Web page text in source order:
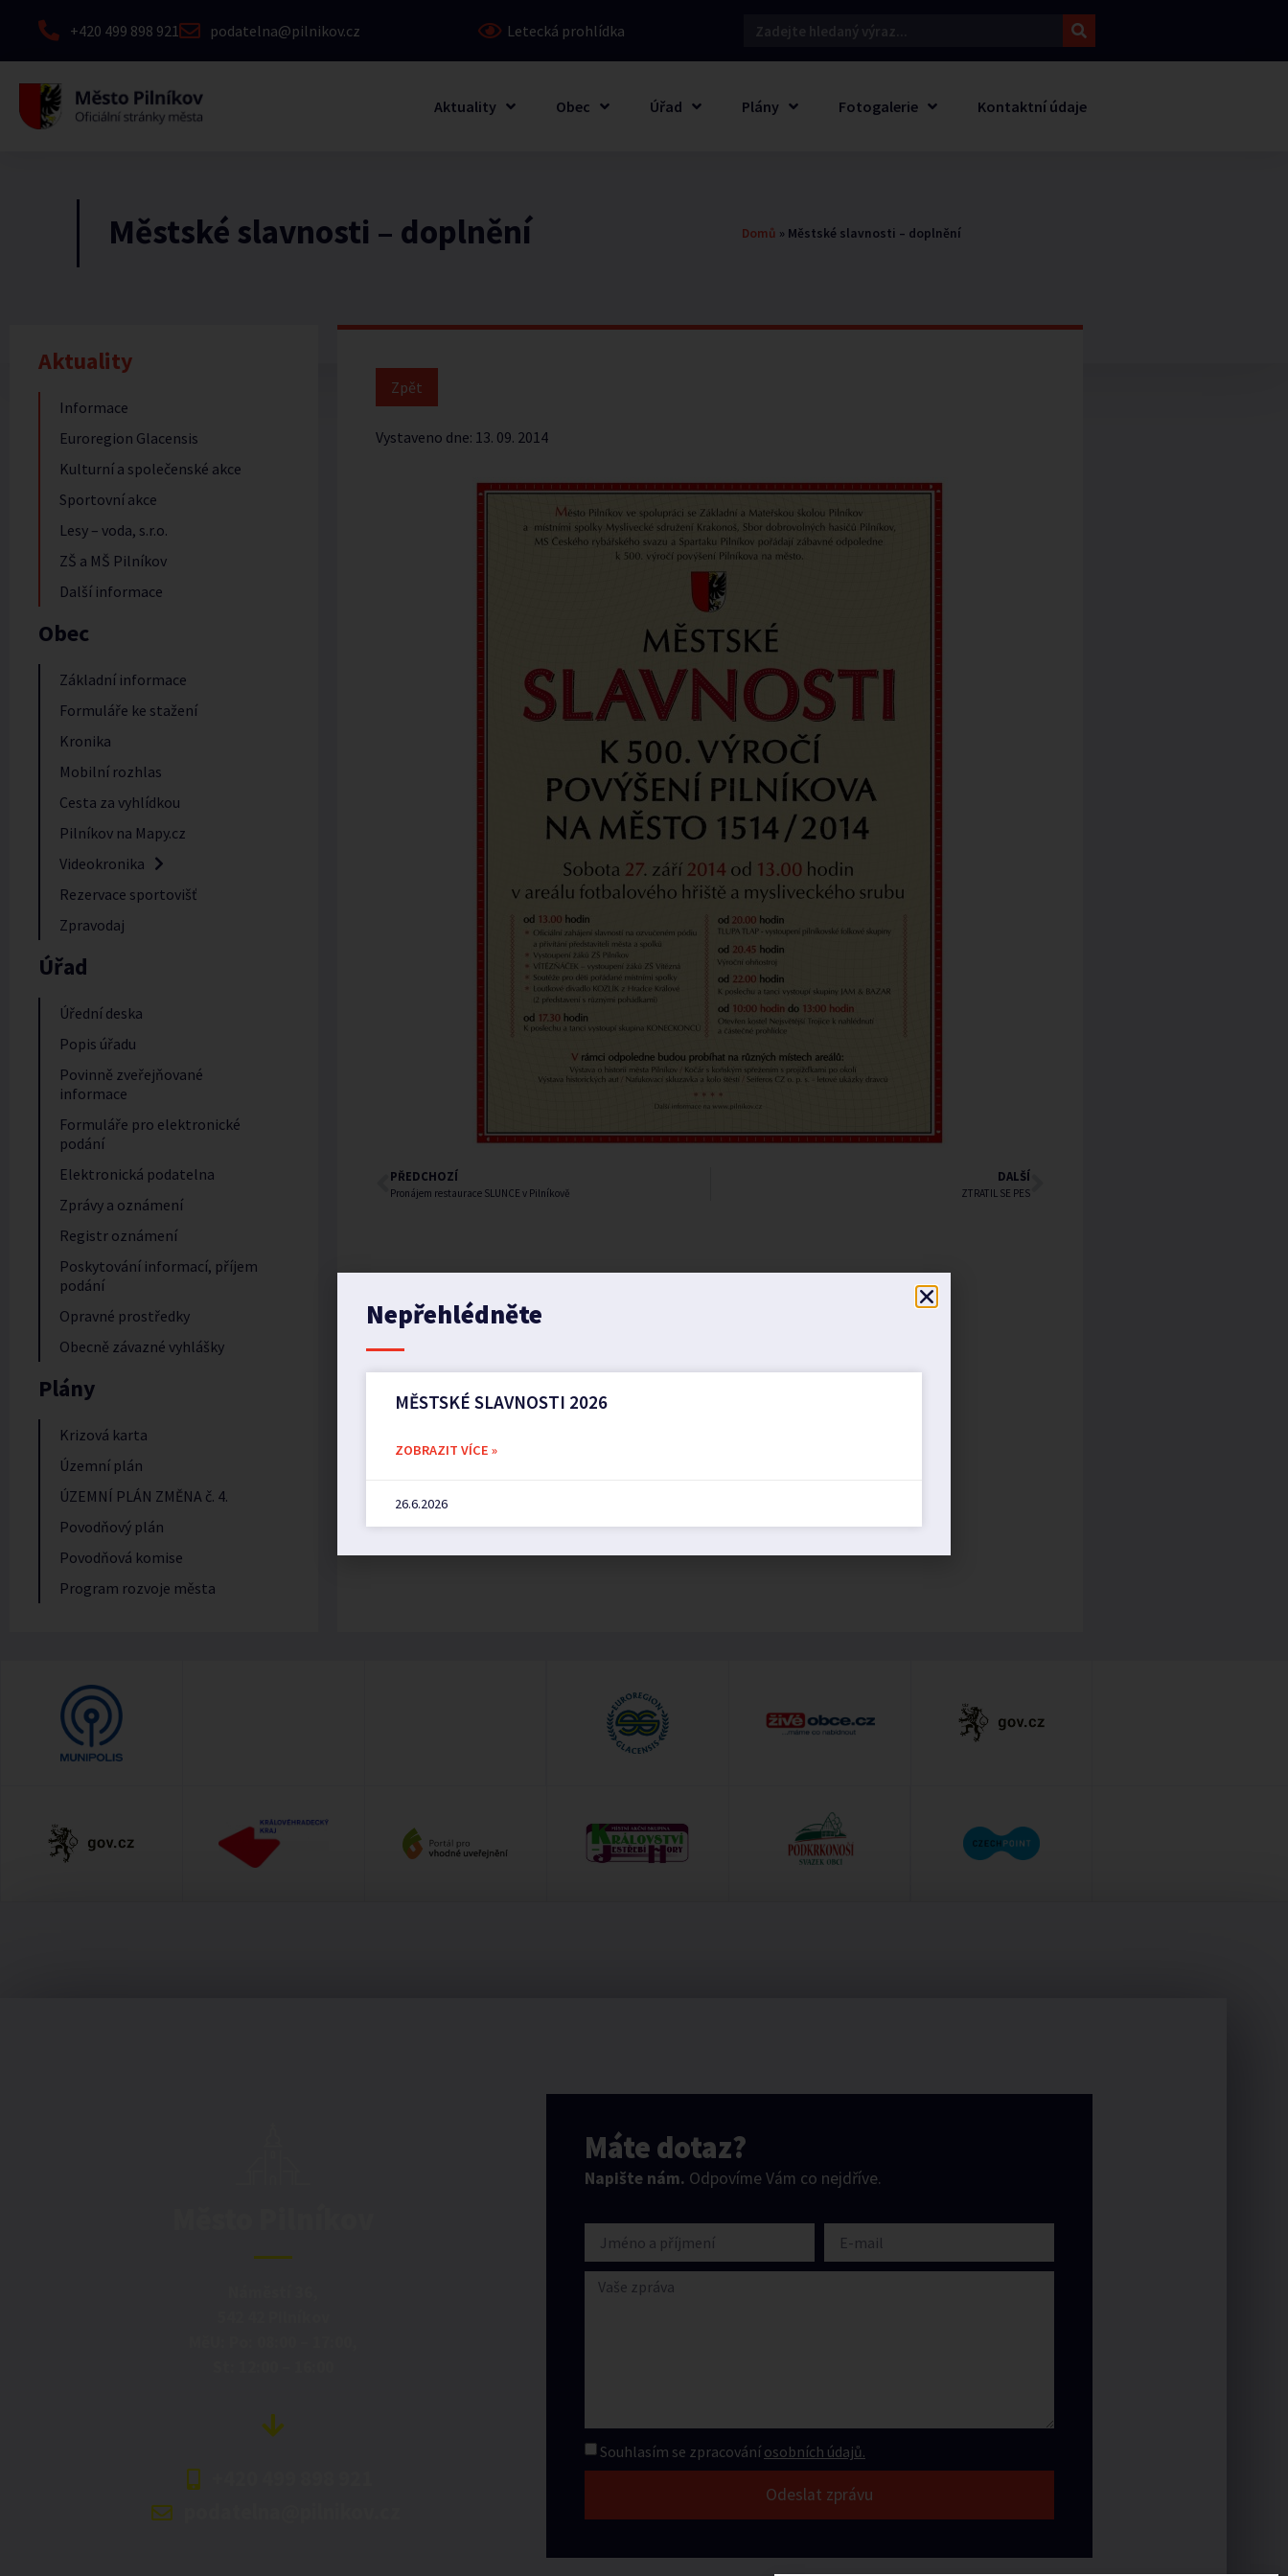
+420 499 898 921 podatelna@pilnikov.cz Letecká prohlídka
Aktuality Obec Úřad Plány Fotogalerie Kontaktní údaje
Městské slavnosti – doplnění Domů » Městské slavnosti – doplnění
Aktuality
Informace
Euroregion Glacensis
Kulturní a společenské akce
Sportovní akce
Lesy – voda, s.r.o.
ZŠ a MŠ Pilníkov
Další informace
Obec
Základní informace
Formuláře ke stažení
Kronika
Mobilní rozhlas
Cesta za vyhlídkou
Pilníkov na Mapy.cz
Videokronika
Rezervace sportovišť
Zpravodaj
Úřad
Úřední deska
Popis úřadu
Povinně zveřejňované
informace
Formuláře pro elektronické
podání
Elektronická podatelna
Zprávy a oznámení
Registr oznámení
Poskytování informací, příjem
podání
Opravné prostředky
Obecně závazné vyhlášky
Plány
Krizová karta
Územní plán
ÚZEMNÍ PLÁN ZMĚNA č. 4.
Povodňový plán
Povodňová komise
Program rozvoje města
Vystaveno dne: 13. 09. 2014
PŘEDCHOZÍ
Pronájem restaurace SLUNCE v Pilníkově
DALŠÍ
ZTRATIL SE PES
Máte dotaz?
Napište nám. Odpovíme Vám co nejdříve.
Souhlasím se zpracování osobních údajů.
Odeslat zprávu
Nepřehlédněte
MĚSTSKÉ SLAVNOSTI 2026
ZOBRAZIT VÍCE »
26.6.2026